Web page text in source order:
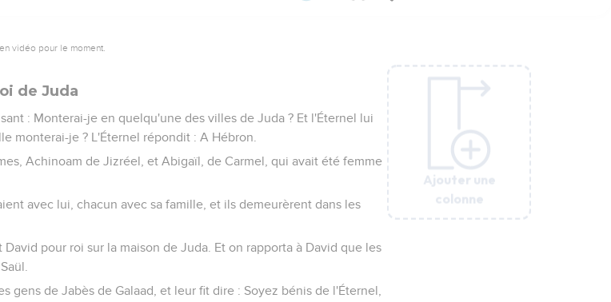
Ajouter une
colonne
vidéo pour le moment.
de Juda
: Monterai-je en quelqu'une des villes de Juda ? Et l'Éternel lui
monterai-je ? L'Éternel répondit : A Hébron.
Achinoam de Jizréel, et Abigaïl, de Carmel, qui avait été femme
avec lui, chacun avec sa famille, et ils demeurèrent dans les
pour roi sur la maison de Juda. Et on rapporta à David que les
gens de Jabès de Galaad, et leur fit dire : Soyez bénis de l'Éternel,
Ajouter une
colonne
Ajouter une
colonne
Ajouter une
colonne